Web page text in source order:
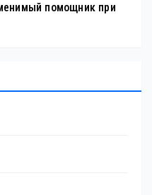
помощник при